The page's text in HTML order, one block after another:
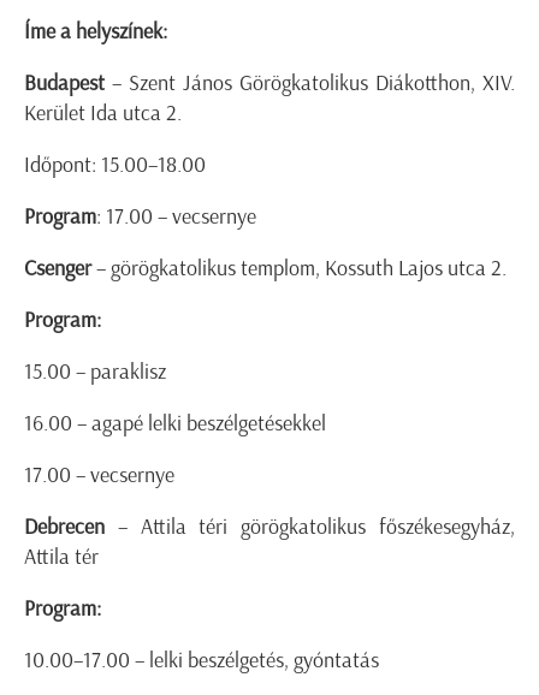
Íme a helyszínek:
Budapest – Szent János Görögkatolikus Diákotthon, XIV.
Kerület Ida utca 2.
Időpont: 15.00–18.00
Program: 17.00 – vecsernye
Csenger– görögkatolikus templom, Kossuth Lajos utca 2.
Program:
15.00 – paraklisz
16.00 – agapé lelki beszélgetésekkel
17.00 – vecsernye
Debrecen – Attila téri görögkatolikus főszékesegyház,
Attila tér
Program:
10.00–17.00 – lelki beszélgetés, gyóntatás